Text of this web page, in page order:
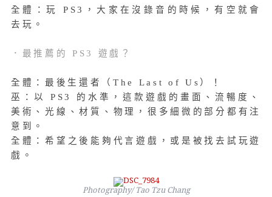
全體：玩 PS3，大家在沒錄音的時候，有空就會
去玩。
．最推薦的 PS3 遊戲？
全體：最後生還者（The Last of Us）！
巫：以 PS3 的水準，這款遊戲的畫面、流暢度、
美術、光線、材質、物理，很多細微的部分都有注
意到。
全體：希望之後能夠代言遊戲，或是被找去試玩遊
戲。
Photography/ Tao Tzu Chang